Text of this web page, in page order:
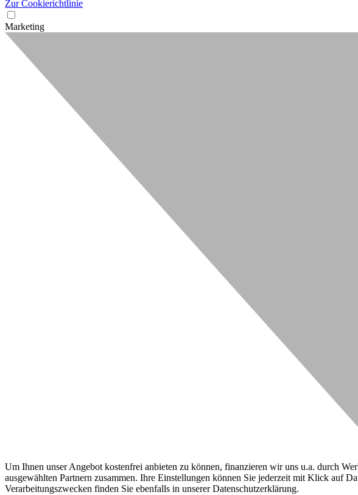
Zur Cookierichtlinie
Marketing
Um Ihnen unser Angebot kostenfrei anbieten zu können, finanzieren wir uns u.a. durch
ausgewählten Partnern zusammen. Ihre Einstellungen können Sie jederzeit mit Klick auf
Verarbeitungszwecken finden Sie ebenfalls in unserer Datenschutzerklärung.